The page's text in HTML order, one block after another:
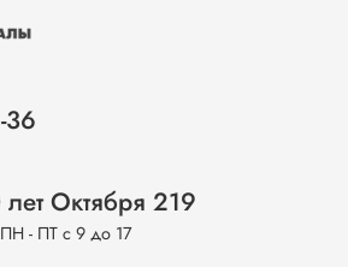
Октября 219
- ПТ с 9 до 17